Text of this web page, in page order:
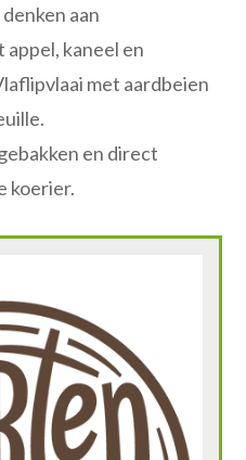
aan
kaneel en
met aardbeien
en direct
koerier.